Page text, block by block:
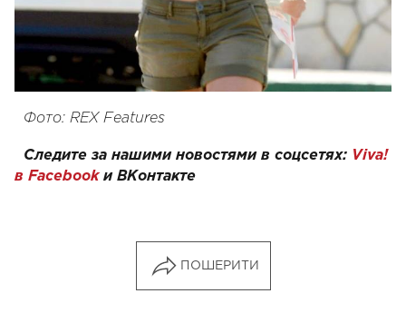
Фото: REX Features
Следите за нашими новостями в соцсетях: Viva!
в Facebookи ВКонтакте
ПОШЕРИТИ